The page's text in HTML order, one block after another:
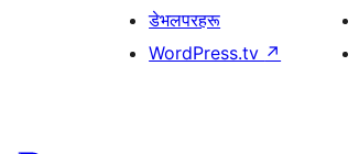
डेभलपरहरू
WordPress.tv ↗